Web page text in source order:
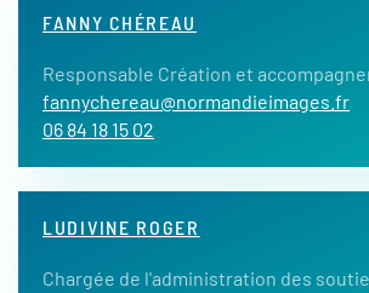
FANNY CHÉREAU
Responsable Création et
fannychereau@normandieimages.fr
06 84 18 15 02
LUDIVINE ROGER
Chargée de l'administration des